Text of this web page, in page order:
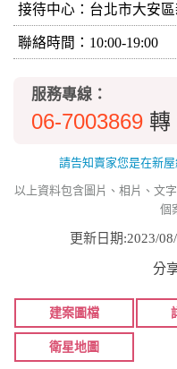
接待中心：台北市大安
聯絡時間：10:00-19:00
服務專線：
06-7003869 轉
請告知賣家您是在新
以上資料包含圖片、相片、文
個
更新日期:2023/
分
建案圖檔
衛星地圖